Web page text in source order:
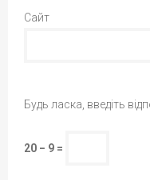
Сайт
Будь ласка, введіть
20 − 9 =